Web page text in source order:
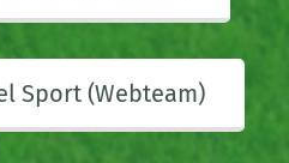
Sport (Webteam)